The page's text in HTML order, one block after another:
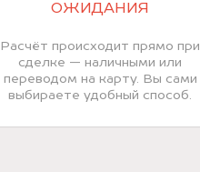
ОЖИДАНИЯ
Расчёт происходит прямо при
сделке — наличными или
переводом на карту. Вы сами
выбираете удобный способ.